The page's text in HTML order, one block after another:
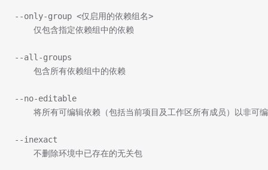
--only-group <仅启用的依赖组名>
    仅包含指定依赖组中的依赖
--all-groups
    包含所有依赖组中的依赖
--no-editable
将所有可编辑依赖（包括当前项目及工作区所有成员）以非
--inexact
    不删除环境中已存在的无关包